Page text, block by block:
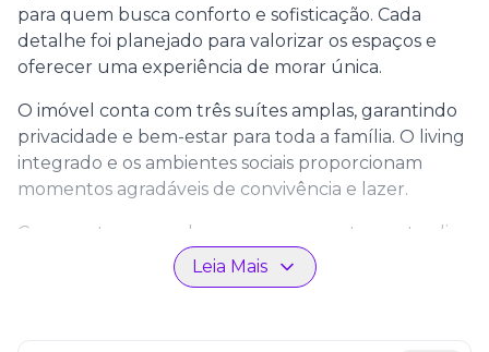
para quem busca conforto e sofisticação. Cada
detalhe foi planejado para valorizar os espaços e
oferecer uma experiência de morar única.
O imóvel conta com três suítes amplas, garantindo
privacidade e bem-estar para toda a família. O living
integrado e os ambientes sociais proporcionam
momentos agradáveis de convivência e lazer.
Com quatro vagas de garagem, o apartamento alia
praticidade e segurança no dia a dia. Localizado em
uma região valorizada de Itapema, o Sirius
Leia Mais